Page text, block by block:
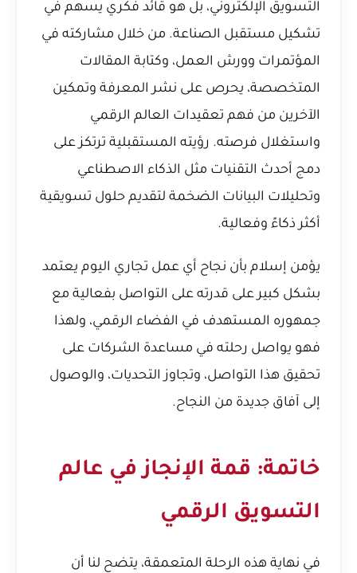
التسويق الإلكتروني، بل هو قائد فكري يسهم في
تشكيل مستقبل الصناعة. من خلال مشاركته في
المؤتمرات وورش العمل، وكتابة المقالات
المتخصصة، يحرص على نشر المعرفة وتمكين
الآخرين من فهم تعقيدات العالم الرقمي
واستغلال فرصته. رؤيته المستقبلية ترتكز على
دمج أحدث التقنيات مثل الذكاء الاصطناعي
وتحليلات البيانات الضخمة لتقديم حلول تسويقية
أكثر ذكاءً وفعالية.
يؤمن إسلام بأن نجاح أي عمل تجاري اليوم يعتمد
بشكل كبير على قدرته على التواصل بفعالية مع
جمهوره المستهدف في الفضاء الرقمي، ولهذا
فهو يواصل رحلته في مساعدة الشركات على
تحقيق هذا التواصل، وتجاوز التحديات، والوصول
إلى آفاق جديدة من النجاح.
خاتمة: قمة الإنجاز في عالم
التسويق الرقمي
في نهاية هذه الرحلة المتعمقة، يتضح لنا أن